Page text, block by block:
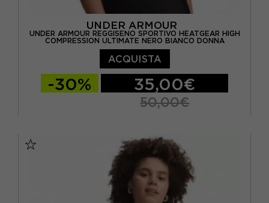
UNDER ARMOUR
UNDER ARMOUR REGGISENO SPORTIVO HEATGEAR HIGH
COMPRESSION ULTIMATE NERO BIANCO DONNA
ACQUISTA
-30% 35,00€
50,00€